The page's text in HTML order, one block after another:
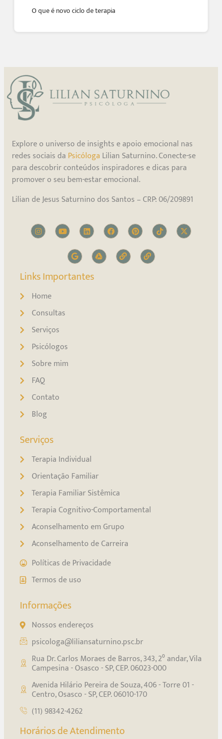
O que é novo ciclo de terapia
Explore o universo de insights e apoio emocional nas
redes sociais da Psicóloga Lilian Saturnino. Conecte-se
para descobrir conteúdos inspiradores e dicas para
promover o seu bem-estar emocional.
Lilian de Jesus Saturnino dos Santos – CRP: 06/209891
Links Importantes
Home
Consultas
Serviços
Psicólogos
Sobre mim
FAQ
Contato
Blog
Serviços
Terapia Individual
Orientação Familiar
Terapia Familiar Sistêmica
Terapia Cognitivo-Comportamental
Aconselhamento em Grupo
Aconselhamento de Carreira
Políticas de Privacidade
Termos de uso
Informações
Nossos endereços
psicologa@liliansaturnino.psc.br
Rua Dr. Carlos Moraes de Barros, 343, 2⁰ andar, Vila
Campesina - Osasco - SP, CEP. 06023-000
Avenida Hilário Pereira de Souza, 406 - Torre 01 -
Centro, Osasco - SP, CEP. 06010-170
(11) 98342-4262
Horários de Atendimento